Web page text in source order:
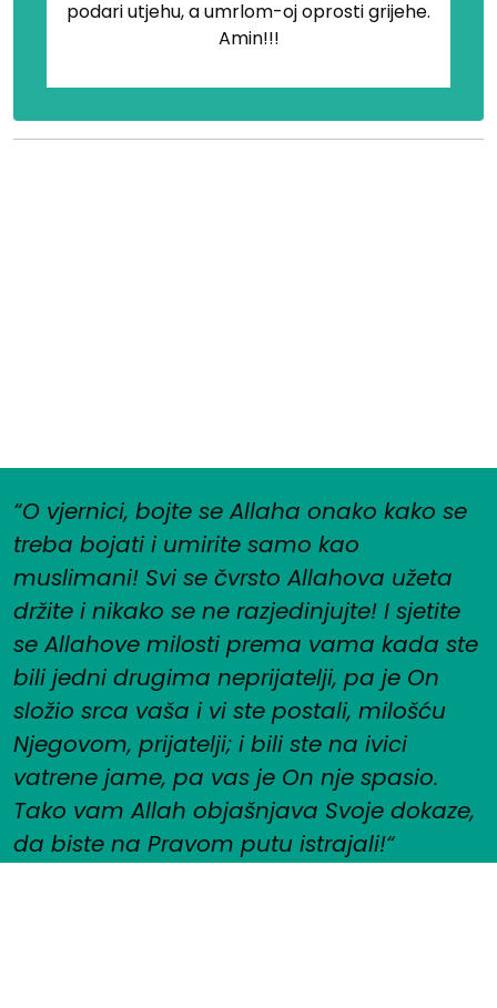
podari utjehu, a umrlom-oj oprosti grijehe.
Amin!!!
“O vjernici, bojte se Allaha onako kako se
treba bojati i umirite samo kao
muslimani! Svi se čvrsto Allahova užeta
držite i nikako se ne razjedinjujte! I sjetite
se Allahove milosti prema vama kada ste
bili jedni drugima neprijatelji, pa je On
složio srca vaša i vi ste postali, milošću
Njegovom, prijatelji; i bili ste na ivici
vatrene jame, pa vas je On nje spasio.
Tako vam Allah objašnjava Svoje dokaze,
da biste na Pravom putu istrajali!“